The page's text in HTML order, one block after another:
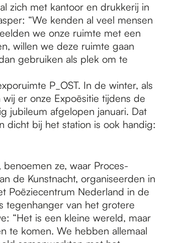
zich met kantoor en drukkerij in
“We kenden al veel mensen
we onze ruimte met een
willen we deze ruimte gaan
gebruiken als plek om te
P_OST. In de winter, als
er onze Expoësitie tijdens de
jubileum afgelopen januari. Dat
dicht bij het station is ook handig:
ze, waar Proces-
de Kunstnacht, organiseerden in
Poëziecentrum Nederland in de
tegenhanger van het grotere
“Het is een kleine wereld, maar
te komen. We hebben allemaal